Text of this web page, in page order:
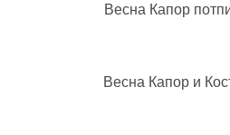
Весна Капор
Весна Капор и